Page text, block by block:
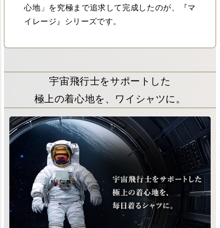
心地」を究極まで追求して完成したのが、『マ
イレージ』シリーズです。
宇宙飛行士をサポートした
極上の着心地を、ワイシャツに。